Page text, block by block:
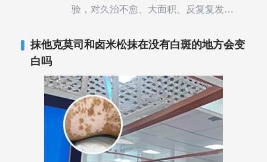
验，对久治不愈、大面积、反复复发性
抹他克莫司和卤米松抹在没有白斑的地方会变
白吗